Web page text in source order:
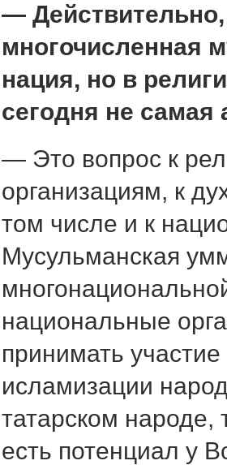
—
многочисленная
нация, но в
сегодня не самая
— Это вопрос к
организациям, к
том числе и к
Мусульманская
национальные
принимать
исламизации
татарском народе,
есть потенциал у